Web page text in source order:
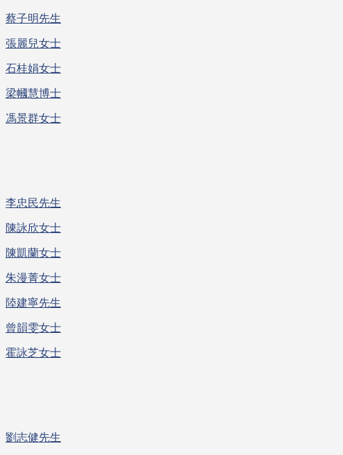
蔡子明先生
張麗兒女士
石桂娟女士
梁幗慧博士
馮景群女士
李忠民先生
陳詠欣女士
陳凱蘭女士
朱漫菁女士
陸建寧先生
曾韻雯女士
霍詠芝女士
劉志健先生